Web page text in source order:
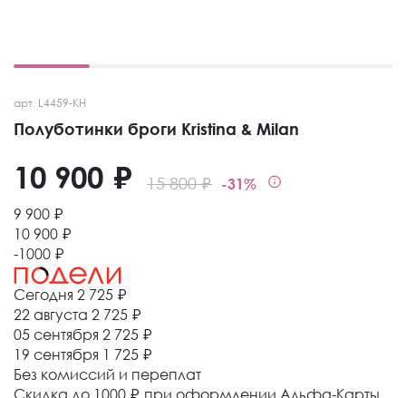
арт. L4459-KH
Полуботинки броги Kristina & Milan
15 800 ₽ -31%
10 900 ₽
9 900 ₽
10 900 ₽
-1000 ₽
Сегодня 2 725 ₽
22 августа 2 725 ₽
05 сентября 2 725 ₽
19 сентября 1 725 ₽
Без комиссий и переплат
Cкидка до 1000 ₽ при оформлении Альфа-Карты